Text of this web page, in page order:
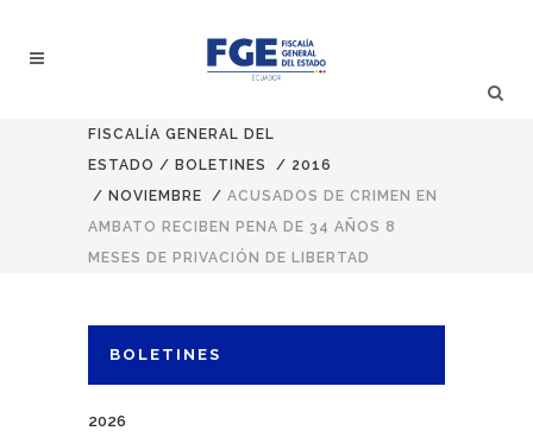
FISCALÍA GENERAL DEL
ESTADO / BOLETINES / 2016
/ NOVIEMBRE / ACUSADOS DE CRIMEN EN
AMBATO RECIBEN PENA DE 34 AÑOS 8
MESES DE PRIVACIÓN DE LIBERTAD
BOLETINES
2026